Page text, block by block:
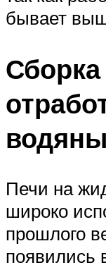
бывает
Сборка
Печи на
широко
прошлого
появились